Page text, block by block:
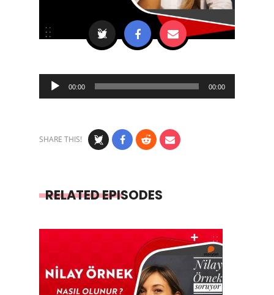
Audio
Player
00:00 00:00
SHARE THIS!
RELATED EPISODES